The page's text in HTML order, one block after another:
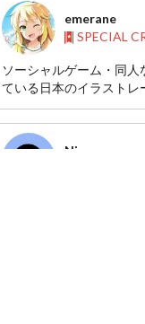
emerane
SPECIAL
ソーシャルゲーム・同人
ている日本のイラストレ
だ若輩者ですが宜しくお
Nicca